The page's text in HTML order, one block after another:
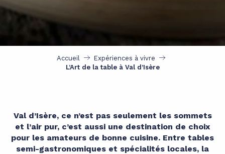
Accueil
Expériences à vivre
L’Art de la table à Val d’Isère
Val d’Isère, ce n’est pas seulement les sommets
et l’air pur, c’est aussi une destination de choix
pour les amateurs de bonne cuisine. Entre tables
semi-gastronomiques et spécialités locales, la